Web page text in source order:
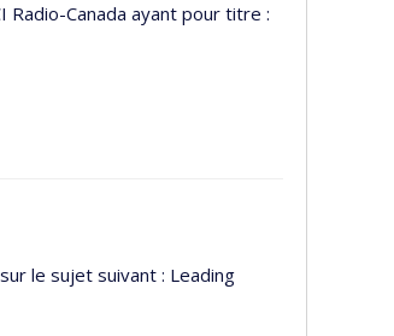
Radio-Canada ayant pour titre :
le sujet suivant : Leading